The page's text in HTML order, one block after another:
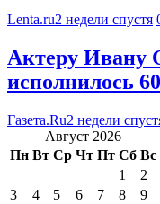
Lenta.ru2 недели спустя
Актеру Ивану
исполнилось
Газета.Ru2 недели
Август 2026
Пн Вт Ср Чт Пт Сб Вс
1
2
3
4 5 6 7 8
9